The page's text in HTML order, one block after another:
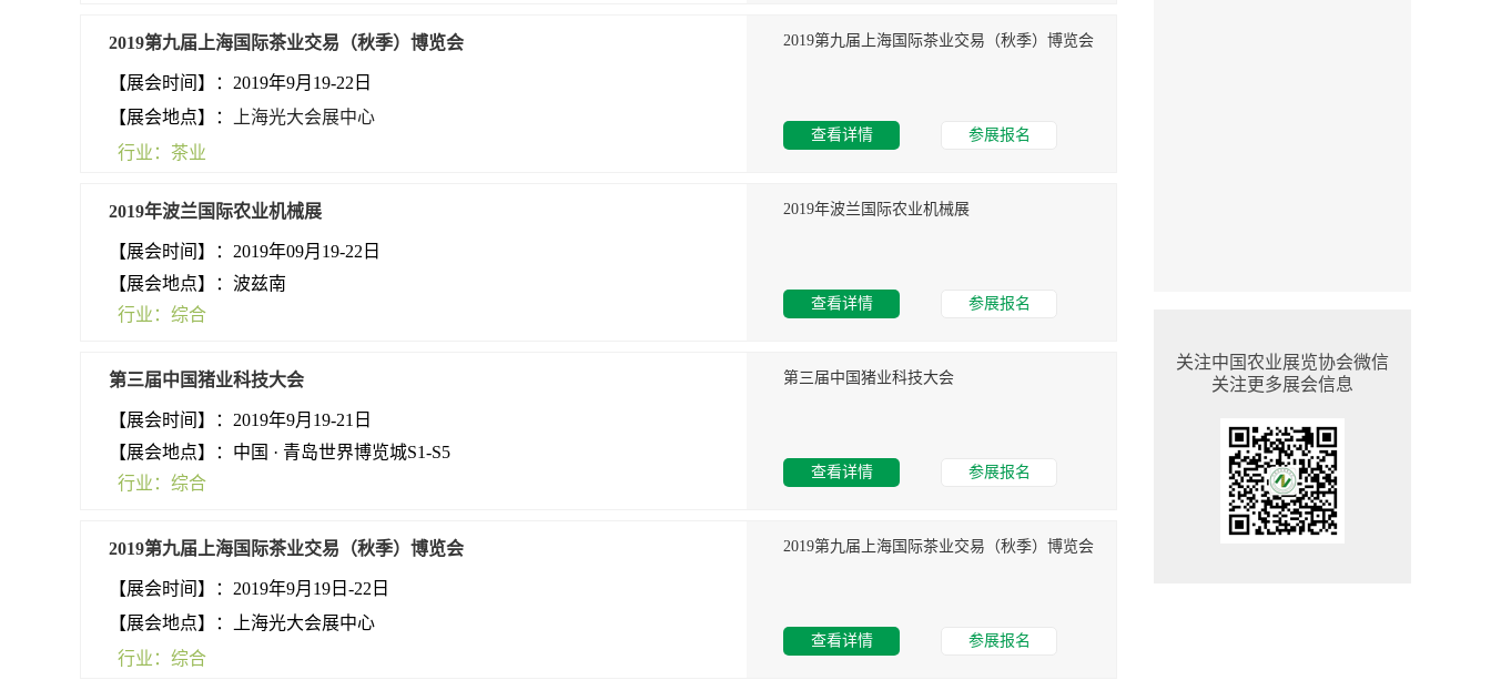
2019第九届上海国际茶业交易（秋季）博览会
【展会时间】： 2019年9月19-22日
【展会地点】：
上海光大会展中心
行业：茶业
2019第九届上海国际茶业交易（秋季）博览会
查看详情 参展报名
2019年波兰国际农业机械展
【展会时间】：2019年09月19-22日
【展会地点】：波兹南
行业：综合
2019年波兰国际农业机械展
查看详情 参展报名
第三届中国猪业科技大会
【展会时间】： 2019年9月19-21日
【展会地点】：中国 · 青岛世界博览城S1-S5
行业：综合
第三届中国猪业科技大会
查看详情 参展报名
2019第九届上海国际茶业交易（秋季）博览会
【展会时间】：2019年9月19日-22日
【展会地点】：上海光大会展中心
行业：综合
2019第九届上海国际茶业交易（秋季）博览会
查看详情 参展报名
关注中国农业展览协会微信
关注更多展会信息